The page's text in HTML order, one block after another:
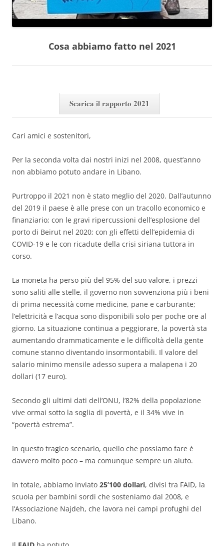
Cosa abbiamo fatto nel 2021
Scarica il rapporto 2021
Cari amici e sostenitori,
Per la seconda volta dai nostri inizi nel 2008, quest’anno
non abbiamo potuto andare in Libano.
Purtroppo il 2021 non è stato meglio del 2020. Dall’autunno
del 2019 il paese è alle prese con un tracollo economico e
finanziario; con le gravi ripercussioni dell’esplosione del
porto di Beirut nel 2020; con gli effetti dell’epidemia di
COVID-19 e le con ricadute della crisi siriana tuttora in
corso.
La moneta ha perso più del 95% del suo valore, i prezzi
sono saliti alle stelle, il governo non sovvenziona più i beni
di prima necessità come medicine, pane e carburante;
l’elettricità e l’acqua sono disponibili solo per poche ore al
giorno. La situazione continua a peggiorare, la povertà sta
aumentando drammaticamente e le difficoltà della gente
comune stanno diventando insormontabili. Il valore del
salario minimo mensile adesso supera a malapena i 20
dollari (17 euro).
Secondo gli ultimi dati dell’ONU, l’82% della popolazione
vive ormai sotto la soglia di povertà, e il 34% vive in
“povertà estrema”.
In questo tragico scenario, quello che possiamo fare è
davvero molto poco – ma comunque sempre un aiuto.
In totale, abbiamo inviato 25’100 dollari, divisi tra FAID, la
scuola per bambini sordi che sosteniamo dal 2008, e
l’Associazione Najdeh, che lavora nei campi profughi del
Libano.